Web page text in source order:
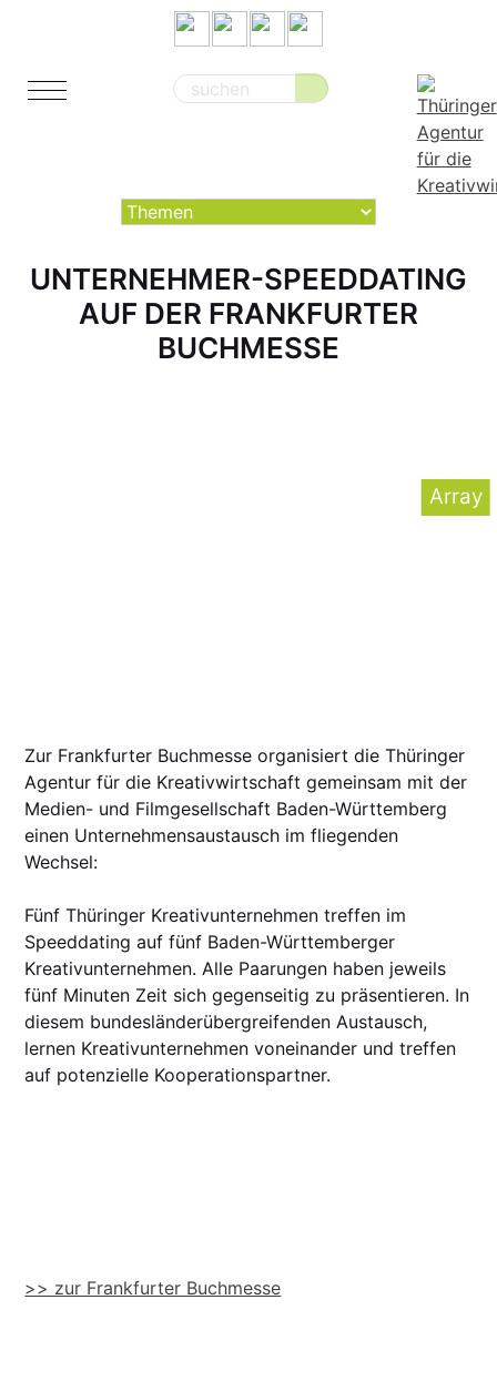
Suche
UNTERNEHMER-SPEEDDATING
AUF DER FRANKFURTER
BUCHMESSE
Array
Zur Frankfurter Buchmesse organisiert die Thüringer
Agentur für die Kreativwirtschaft gemeinsam mit der
Medien- und Filmgesellschaft Baden-Württemberg
einen Unternehmensaustausch im fliegenden
Wechsel:
Fünf Thüringer Kreativunternehmen treffen im
Speeddating auf fünf Baden-Württemberger
Kreativunternehmen. Alle Paarungen haben jeweils
fünf Minuten Zeit sich gegenseitig zu präsentieren. In
diesem bundesländerübergreifenden Austausch,
lernen Kreativunternehmen voneinander und treffen
auf potenzielle Kooperationspartner.
>> zur Frankfurter Buchmesse